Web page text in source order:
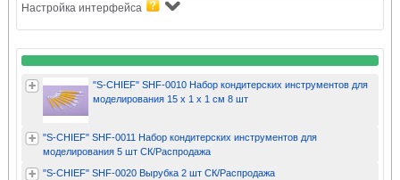
Настройка интерфейса
"S-CHIEF" SHF-0010 Набор кондитерских инструментов для
моделирования 15 х 1 х 1 см 8 шт
"S-CHIEF" SHF-0011 Набор кондитерских инструментов для
моделирования 5 шт СК/Распродажа
"S-CHIEF" SHF-0020 Вырубка 2 шт СК/Распродажа